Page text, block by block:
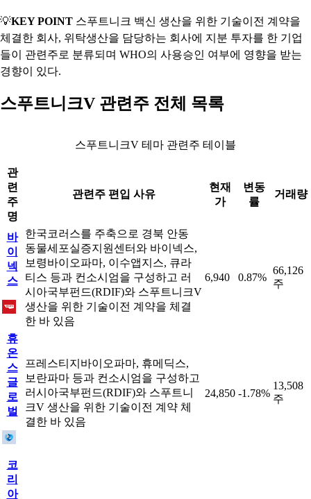
💡KEY POINT 스푸트니크 백신 생산을 위한 기술이전 계약을
체결한 회사, 위탁생산을 담당하는 회사에 지분 투자를 한 기업
들이 관련주로 분류되며 WHO의 사용승인 여부에 영향을 받는
경향이 있다.
스푸트니크V 관련주 전체 목록
스푸트니크V 테마 관련주 테이블
관
련
주
명
관련주 편입 사유
현재
가
변동
률
거래량
바
이
넥
스
한국코러스를 주축으로 경북 안동
동물세포실증지원센터와 바이넥스,
보령바이오파마, 이수앱지스, 큐라
티스 등과 컨소시엄을 구성하고 러
시아국부펀드(RDIF)와 스푸트니크V
생산을 위한 기술이전 계약을 체결
한 바 있음
6,940 0.87%
66,126
주
휴
온
스
글
로
벌
프레스티지바이오파마, 휴메딕스,
보란파마 등과 컨소시엄을 구성하고
러시아국부펀드(RDIF)와 스푸트니
크V 생산을 위한 기술이전 계약 체
결한 바 있음
24,850 -1.78%
13,508
주
코
리
아